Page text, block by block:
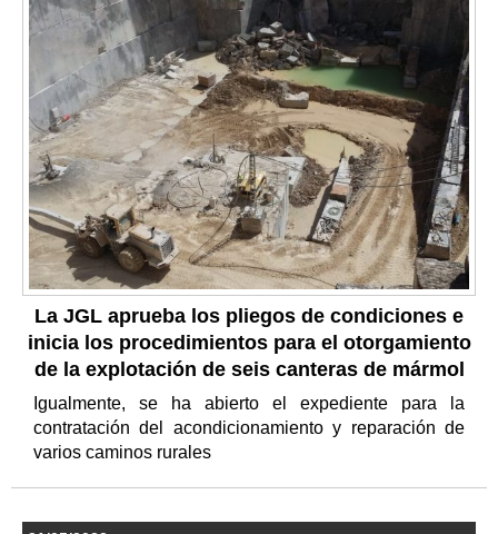
La JGL aprueba los pliegos de condiciones e
inicia los procedimientos para el otorgamiento
de la explotación de seis canteras de mármol
Igualmente, se ha abierto el expediente para la
contratación del acondicionamiento y reparación de
varios caminos rurales